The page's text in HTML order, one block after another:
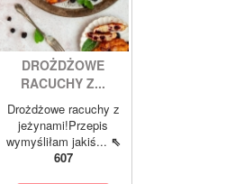
DROŻDŻOWE
RACUCHY Z...
Drożdżowe racuchy z
jeżynami!Przepis
wymyśliłam jakiś... ⇖
607